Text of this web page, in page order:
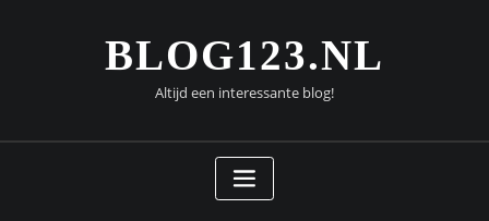
BLOG123.NL
Altijd een interessante blog!